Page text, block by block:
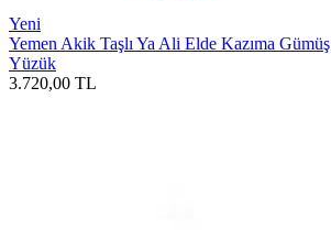
Yeni
Yemen Akik Taşlı Ya Ali Elde Kazıma Gümüş
Yüzük
3.720,00 TL